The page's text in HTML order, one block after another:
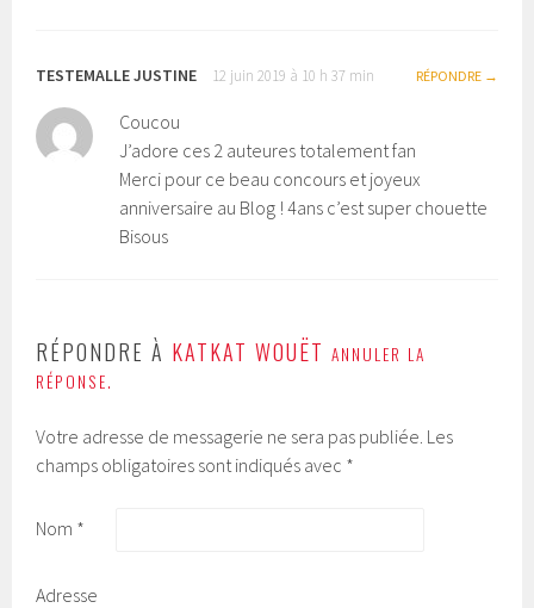
TESTEMALLE JUSTINE 12 juin 2019 à 10 h 37 min RÉPONDRE
Coucou
J’adore ces 2 auteures totalement fan
Merci pour ce beau concours et joyeux
anniversaire au Blog ! 4ans c’est super chouette
Bisous
RÉPONDRE À KATKAT WOUËT ANNULER LA
RÉPONSE.
Votre adresse de messagerie ne sera pas publiée. Les
champs obligatoires sont indiqués avec *
Nom *
Adresse